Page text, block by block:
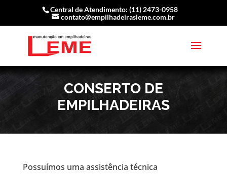
Central de Atendimento: (11) 2473-0958
contato@empilhadeirasleme.com.br
CONSERTO DE
EMPILHADEIRAS
Possuímos uma assistência técnica